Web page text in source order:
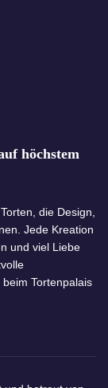
höchstem
die Design,
Jede Kreation
und viel Liebe
Tortenpalais